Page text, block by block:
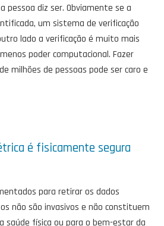
pessoa diz ser. Obviamente se a
um sistema de verificação
lado a verificação é muito mais
poder computacional. Fazer
milhões de pessoas pode ser caro e
é fisicamente segura
para retirar os dados
não são invasivos e não constituem
saúde física ou para o bem-estar da